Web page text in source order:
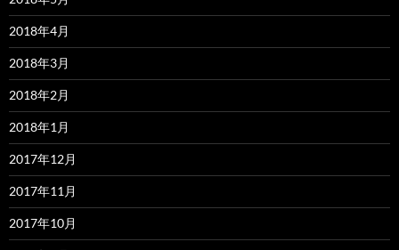
2018年4月
2018年3月
2018年2月
2018年1月
2017年12月
2017年11月
2017年10月